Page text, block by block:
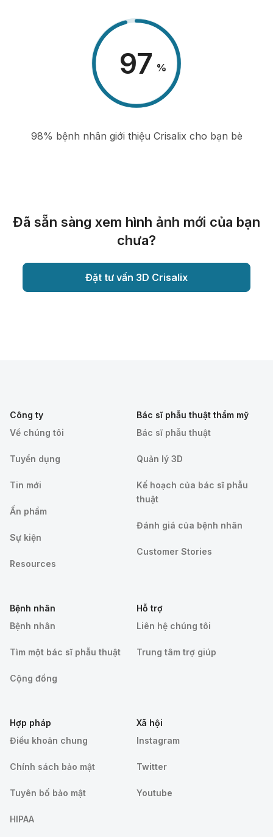
98 %
98% bệnh nhân giới thiệu Crisalix cho bạn bè
Đã sẵn sàng xem hình ảnh mới của bạn
chưa?
Đặt tư vấn 3D Crisalix
Công ty
Về chúng tôi
Tuyển dụng
Tin mới
Ấn phẩm
Sự kiện
Resources
Bác sĩ phẫu thuật thẩm mỹ
Bác sĩ phẫu thuật
Quản lý 3D
Kế hoạch của bác sĩ phẫu
thuật
Đánh giá của bệnh nhân
Customer Stories
Bệnh nhân
Bệnh nhân
Tìm một bác sĩ phẫu thuật
Cộng đồng
Hỗ trợ
Liên hệ chúng tôi
Trung tâm trợ giúp
Hợp pháp
Điều khoản chung
Chính sách bảo mật
Tuyên bố bảo mật
HIPAA
Xã hội
Instagram
Twitter
Youtube